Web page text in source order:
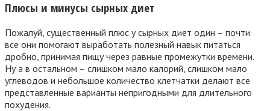
Плюсы и минусы сырных диет
Пожалуй, существенный плюс у сырных диет один – почти
все они помогают выработать полезный навык питаться
дробно, принимая пищу через равные промежутки времени.
Ну а в остальном – слишком мало калорий, слишком мало
углеводов и небольшое количество клетчатки делают все
представленные варианты непригодными для длительного
похудения.